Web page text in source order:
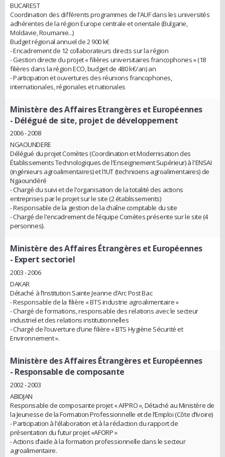
BUCAREST
Coordination des différents programmes de l’AUF dans les universités
adhérentes de la région Europe centrale et orientale (Bulgarie,
Moldavie, Roumanie...)
Budget régional annuel de 2 900 k€
- Encadrement de 12 collaborateurs directs sur la région
- Gestion directe du projet « filières universitaires francophones » (18
filières dans la région ECO, budget de 480 k€/an) an
- Participation et ouvertures des réunions francophones,
internationales, régionales et nationales
Ministère des Affaires Etrangères et Européennes
- Délégué de site, projet de développement
2006 - 2008
NGAOUNDERE
Délégué du projet Comètes (Coordination et Modernisation des
Établissements Technologiques de l'Enseignement Supérieur) à l'ENSAI
(ingénieurs agroalimentaires) et l'IUT (techniciens agroalimentaires) de
Ngaoundéré
- Chargé du suivi et de l'organisation de la totalité des actions
entreprises par le projet sur le site (2 établissements)
- Responsable de la gestion de la chaîne comptable du site
- Chargé de l'encadrement de l’équipe Comètes présente sur le site (4
personnes).
Ministère des Affaires Étrangères et Européennes
- Expert sectoriel
2003 - 2006
DAKAR
Détaché à l’Institution Sainte Jeanne d’Arc Post Bac
- Responsable de la filière « BTS industrie agroalimentaire »
- Chargé de formations, responsable des relations avec le secteur
industriel et des relations institutionnelles
- Chargé de l’ouverture d’une filière « BTS Hygiène Sécurité et
Environnement ».
Ministère des Affaires Étrangères et Européennes
- Responsable de composante
2002 - 2003
ABIDJAN
Responsable de composante projet « AFPRO », Détaché au Ministère de
la Jeunesse de la Formation Professionnelle et de l’Emploi (Côte d’Ivoire)
- Participation à l’élaboration et à la rédaction du rapport de
présentation du futur projet «AFORP »
- Actions d’aide à la formation professionnelle dans le secteur
agroalimentaire.